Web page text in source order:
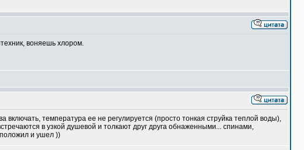
воняешь хлором.
температура ее не регулируется (просто тонкая струйка теплой воды),
в узкой душевой и толкают друг друга обнаженными... спинами,
и ушел ))